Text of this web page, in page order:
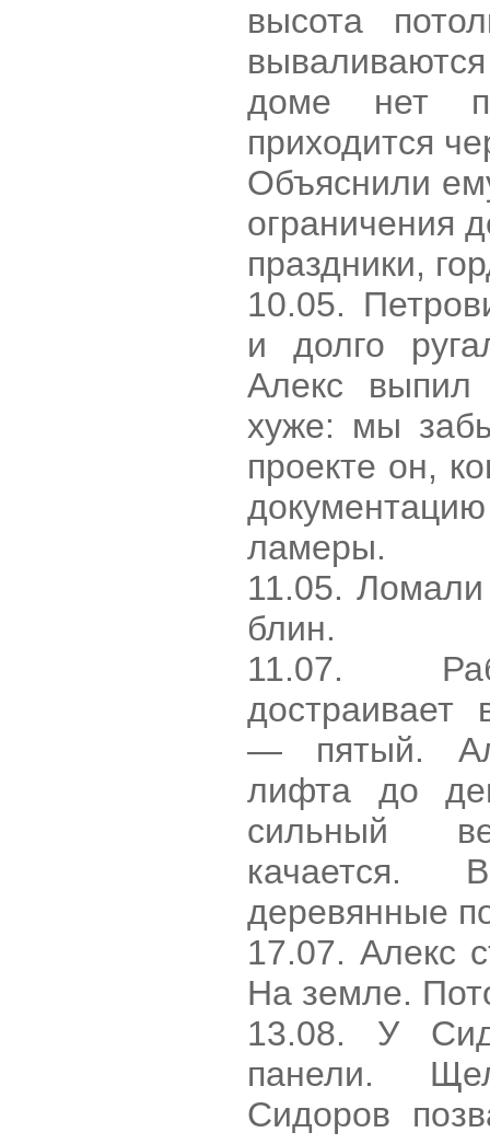
высота
доме нет
приходится
Объяснили
ограничения
праздники,
10.05.
и долго
Алекс выпил
хуже: мы
проекте он,
ламеры.
11.05.
блин.
11.07.
достраивает
— пятый.
лифта до
сильный
качается.
деревянные
17.07. Алекс
Hа земле.
13.08. У
панели.
Сидоров